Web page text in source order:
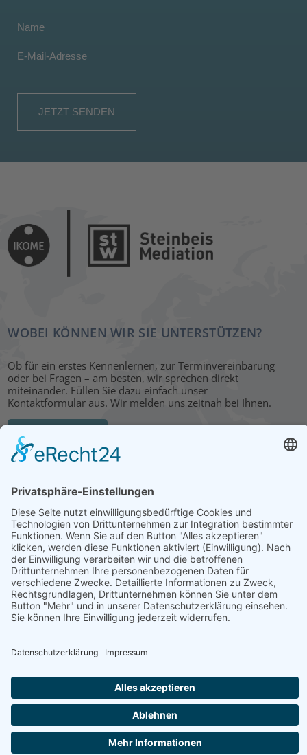
WOBEI KÖNNEN WIR SIE UNTERSTÜTZEN?
Ob für ein erstes Kennenlernen, zur Terminvereinbarung
oder bei Fragen – am besten, wir sprechen direkt
miteinander. Füllen Sie dazu einfach unser
Kontaktformular aus. Wir melden uns zeitnah bei Ihnen.
HAUPTBÜRO: LEIPZIG
Hohe Straße 11
04107 Leipzig
Tel.: +49 341 22 54 13 50
info@steinbeis-mediation.com
Wirtschaftsmediation
Aus- und Weiterbildungsangebote